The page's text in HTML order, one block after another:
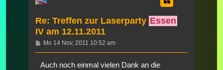
Re: Treffen zur Laserparty Essen
IV am 12.11.2011
Beitrag
Mo 14 Nov, 2011 10:52 am
Auch noch einmal vielen Dank an die